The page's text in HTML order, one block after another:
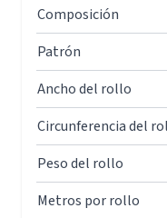
Composición
Patrón
Ancho del rollo
Circunferencia del
Peso del rollo
Metros por rollo